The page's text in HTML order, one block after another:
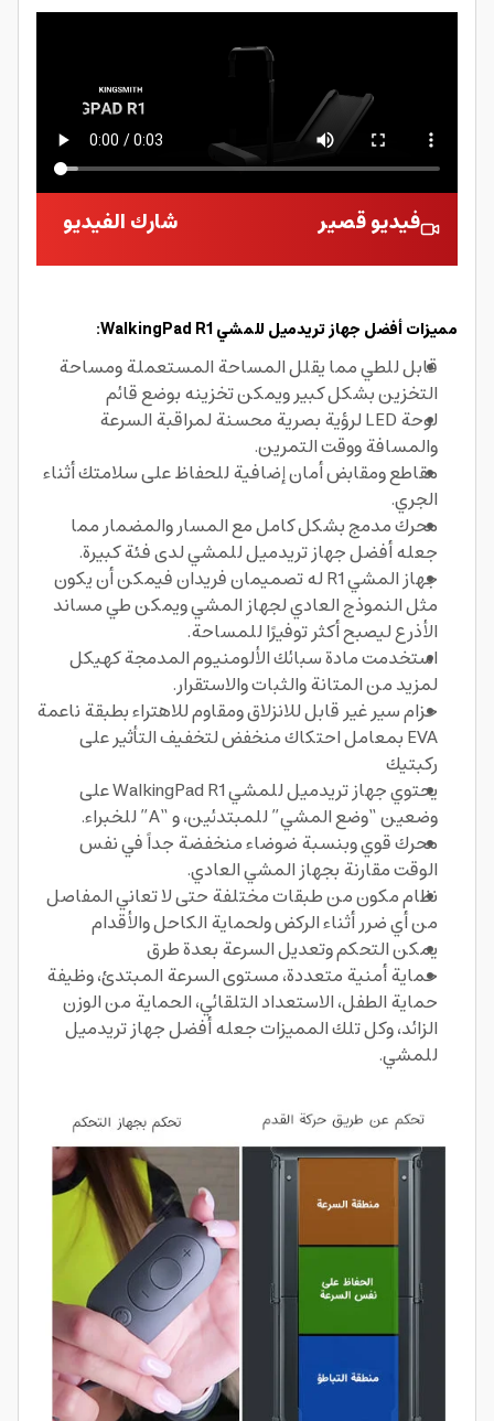
فيديو قصير شارك الفيديو
مميزات أفضل جهاز تريدميل للمشي WalkingPad R1:
قابل للطي مما يقلل المساحة المستعملة ومساحة
التخزين بشكل كبير ويمكن تخزينه بوضع قائم
لوحة LED لرؤية بصرية محسنة لمراقبة السرعة
والمسافة ووقت التمرين.
مقاطع ومقابض أمان إضافية للحفاظ على سلامتك أثناء
الجري.
محرك مدمج بشكل كامل مع المسار والمضمار مما
جعله أفضل جهاز تريدميل للمشي لدى فئة كبيرة.
جهاز المشي R1 له تصميمان فريدان فيمكن أن يكون
مثل النموذج العادي لجهاز المشي ويمكن طي مساند
الأذرع ليصبح أكثر توفيرًا للمساحة.
استخدمت مادة سبائك الألومنيوم المدمجة كهيكل
لمزيد من المتانة والثبات والاستقرار.
حزام سير غير قابل للانزلاق ومقاوم للاهتراء بطبقة ناعمة
EVA بمعامل احتكاك منخفض لتخفيف التأثير على
ركبتيك
يحتوي جهاز تريدميل للمشي WalkingPad R1 على
وضعين “وضع المشي” للمبتدئين، و “A” للخبراء.
محرك قوي وبنسبة ضوضاء منخفضة جداً في نفس
الوقت مقارنة بجهاز المشي العادي.
نظام مكون من طبقات مختلفة حتى لا تعاني المفاصل
من أي ضرر أثناء الركض ولحماية الكاحل والأقدام
يمكن التحكم وتعديل السرعة بعدة طرق
حماية أمنية متعددة، مستوى السرعة المبتدئ، وظيفة
حماية الطفل، الاستعداد التلقائي، الحماية من الوزن
الزائد، وكل تلك المميزات جعله أفضل جهاز تريدميل
للمشي.